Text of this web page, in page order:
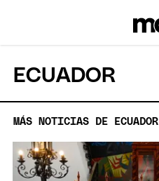
ECUADOR
MÁS NOTICIAS DE ECUADOR